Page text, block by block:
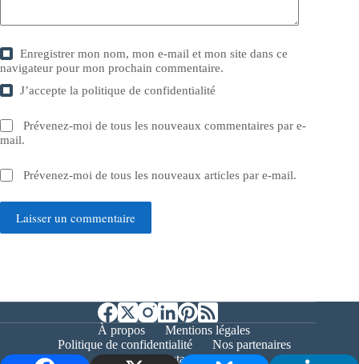
Enregistrer mon nom, mon e-mail et mon site dans ce
navigateur pour mon prochain commentaire.
J’accepte lapolitique de confidentialité
Prévenez-moi de tous les nouveaux commentaires par e-
mail.
Prévenez-moi de tous les nouveaux articles par e-mail.
Laisser un commentaire
À propos
Mentions légales
Politique de confidentialité
Nos partenaires
Contact